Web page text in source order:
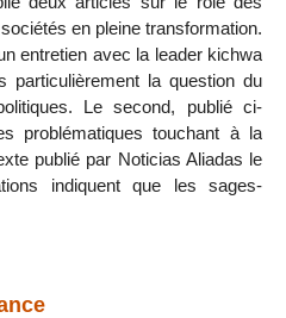
en pleine transformation.
entretien avec la leader kichwa
particulièrement la question du
Le second, publié ci-
problématiques touchant à la
publié par Noticias Aliadas le
indiquent que les sages-